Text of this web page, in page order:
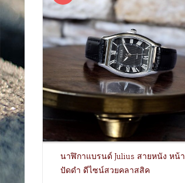
นาฬิกาแบรนด์ Julius สายหนัง หน้า
ปัดดำ ดีไซน์สวยคลาสสิค